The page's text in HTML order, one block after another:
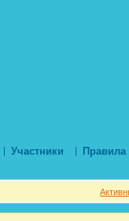
Участники Правила